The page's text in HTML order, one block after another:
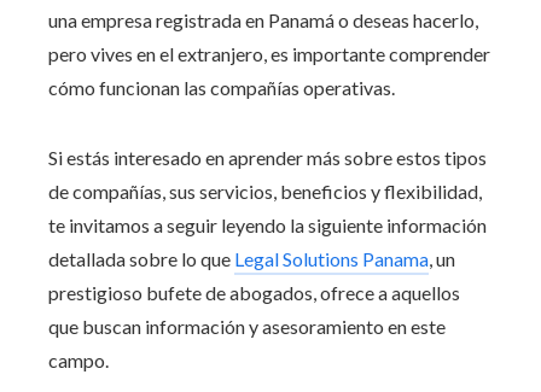
una empresa registrada en Panamá o deseas hacerlo,
pero vives en el extranjero, es importante comprender
cómo funcionan las compañías operativas.
Si estás interesado en aprender más sobre estos tipos
de compañías, sus servicios, beneficios y flexibilidad,
te invitamos a seguir leyendo la siguiente información
detallada sobre lo que Legal Solutions Panama, un
prestigioso bufete de abogados, ofrece a aquellos
que buscan información y asesoramiento en este
campo.